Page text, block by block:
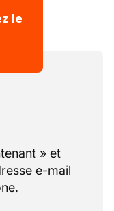
en
et le
au
transport
CMR, fiches
pour
sur les
et garantir un
livraisons.
le
» et
e-mail